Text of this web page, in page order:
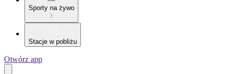
Sporty na żywo
Stacje w pobliżu
Otwórz app